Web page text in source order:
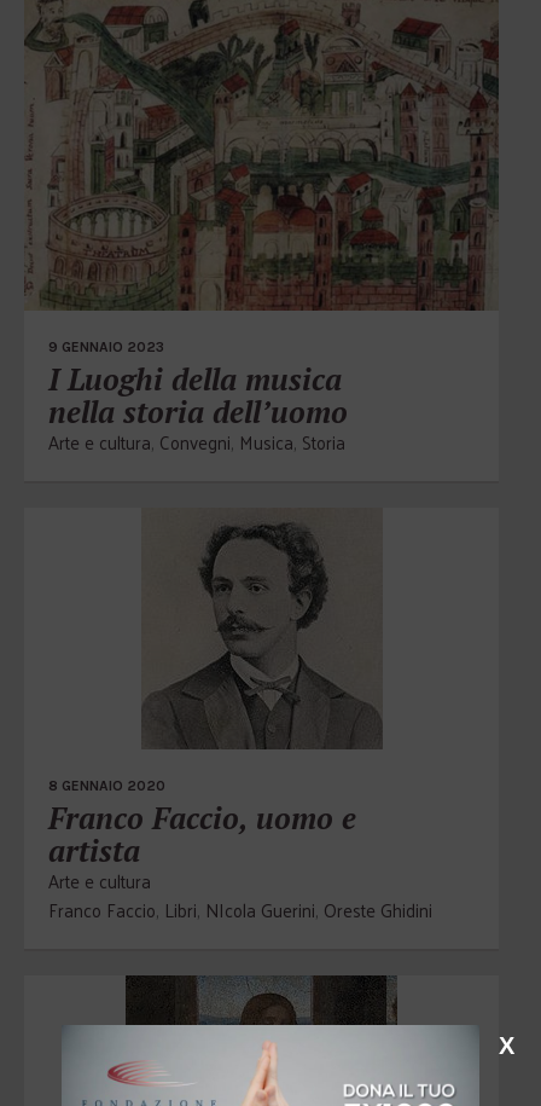
9 GENNAIO 2023
I Luoghi della musica
nella storia dell’uomo
Arte e cultura, Convegni, Musica, Storia
8 GENNAIO 2020
Franco Faccio, uomo e
artista
Arte e cultura
Franco Faccio, Libri, NIcola Guerini, Oreste Ghidini
X